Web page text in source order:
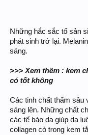
Những hắc sắc tố sản
phát sinh trở lại.
sáng.
>>> Xem thêm : kem
có tốt không
Các tinh chất thấm sâu
sáng lên. Những chất
các tế bào da giúp da
collagen có trong kem